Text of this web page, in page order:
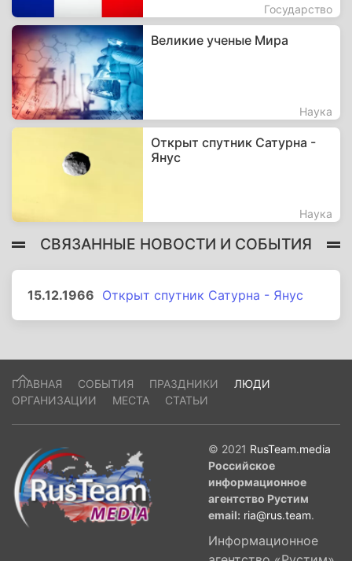
Государство
Великие ученые Мира
Наука
Открыт спутник Сатурна -
Янус
Наука
СВЯЗАННЫЕ НОВОСТИ И СОБЫТИЯ
15.12.1966 Открыт спутник Сатурна - Янус
ГЛАВНАЯ СОБЫТИЯ ПРАЗДНИКИ
ЛЮДИ
ОРГАНИЗАЦИИ
МЕСТА СТАТЬИ
© 2021 RusTeam.media
Российское
информационное
агентство Рустим
email: ria@rus.team.
Информационное